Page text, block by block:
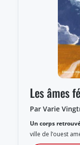
Les âmes
Par Varie
Un corps
ville de l’ouest